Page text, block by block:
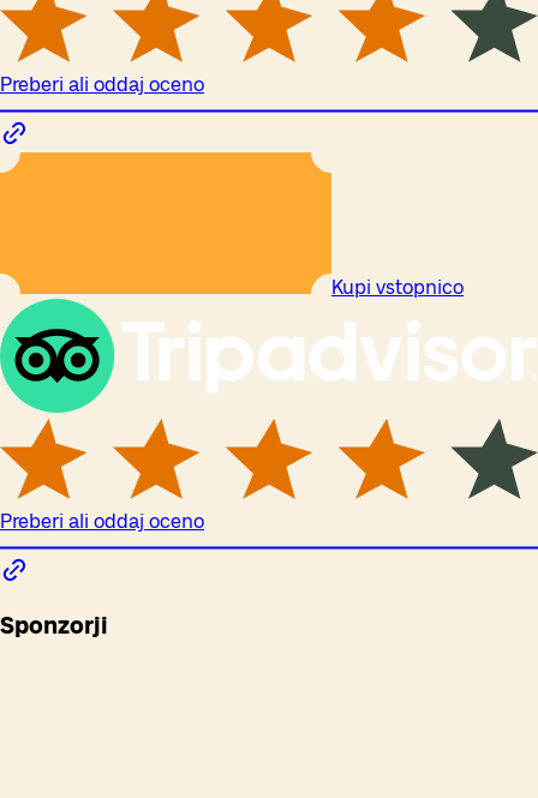
Preberi ali oddaj oceno
Kupi vstopnico
Preberi ali oddaj oceno
Sponzorji